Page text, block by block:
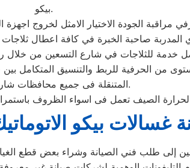
بيكو.
من الحرفية للربط والتنسيق المتكامل
المتنقلة فى جميع محافظات شارع التسعين.
غسالات بيكو
إلى طلب فني الصيانة وشراء بعض قطع الغيار